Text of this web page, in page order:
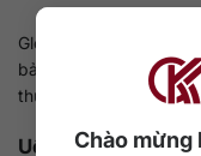
Chào mừng
Glenfarclas không
bản mang theo tính
thưởng thức:
Uống một mình